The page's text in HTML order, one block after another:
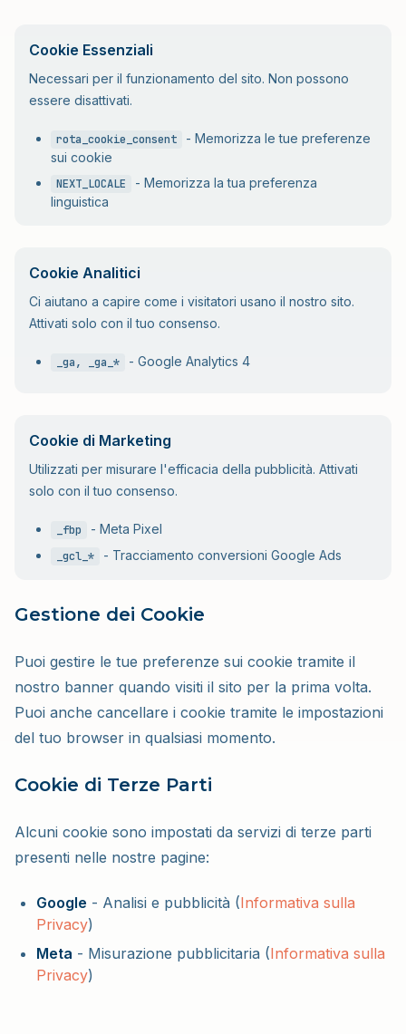
Cookie Essenziali
Necessari per il funzionamento del sito. Non possono
essere disattivati.
rota_cookie_consent - Memorizza le tue preferenze
sui cookie
NEXT_LOCALE - Memorizza la tua preferenza
linguistica
Cookie Analitici
Ci aiutano a capire come i visitatori usano il nostro sito.
Attivati solo con il tuo consenso.
_ga, _ga_* - Google Analytics 4
Cookie di Marketing
Utilizzati per misurare l'efficacia della pubblicità. Attivati
solo con il tuo consenso.
_fbp - Meta Pixel
_gcl_* - Tracciamento conversioni Google Ads
Gestione dei Cookie
Puoi gestire le tue preferenze sui cookie tramite il
nostro banner quando visiti il sito per la prima volta.
Puoi anche cancellare i cookie tramite le impostazioni
del tuo browser in qualsiasi momento.
Cookie di Terze Parti
Alcuni cookie sono impostati da servizi di terze parti
presenti nelle nostre pagine:
Google - Analisi e pubblicità (Informativa sulla
Privacy)
Meta - Misurazione pubblicitaria (Informativa sulla
Privacy)